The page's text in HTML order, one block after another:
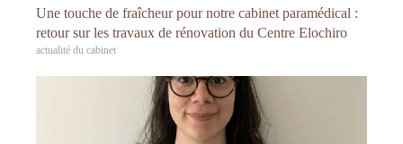
Une touche de fraîcheur pour notre cabinet paramédical :
retour sur les travaux de rénovation du Centre Elochiro
actualité du cabinet